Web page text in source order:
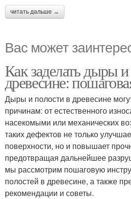
читать дальше →
Вас может
Как заделать дыры
древесине:
Дыры и полости в древесине
причинам: от естественного
насекомыми или механических
таких дефектов не только
поверхности, но и повышает
предотвращая дальнейшее
мы рассмотрим пошаговую
полостей в древесине, а также
рекомендации и советы.